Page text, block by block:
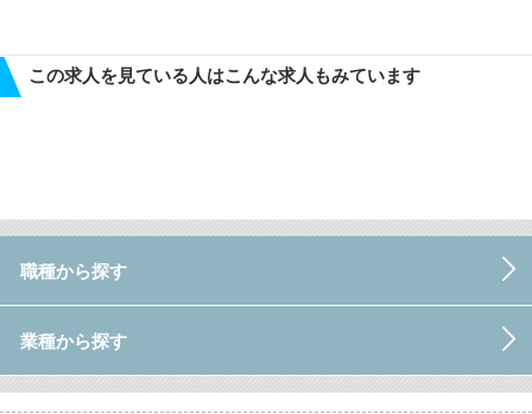
この求人を見ている人はこんな求人もみています
職種から探す
業種から探す